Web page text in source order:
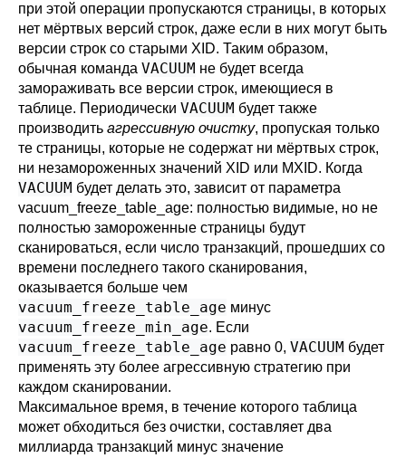
при этой операции пропускаются страницы, в которых
нет мёртвых версий строк, даже если в них могут быть
версии строк со старыми XID. Таким образом,
обычная команда VACUUM не будет всегда
замораживать все версии строк, имеющиеся в
таблице. Периодически VACUUM будет также
производить агрессивную очистку, пропуская только
те страницы, которые не содержат ни мёртвых строк,
ни незамороженных значений XID или MXID. Когда
VACUUM будет делать это, зависит от параметра
vacuum_freeze_table_age: полностью видимые, но не
полностью замороженные страницы будут
сканироваться, если число транзакций, прошедших со
времени последнего такого сканирования,
оказывается больше чем
vacuum_freeze_table_age минус
vacuum_freeze_min_age. Если
vacuum_freeze_table_age равно 0, VACUUM будет
применять эту более агрессивную стратегию при
каждом сканировании.
Максимальное время, в течение которого таблица
может обходиться без очистки, составляет два
миллиарда транзакций минус значение